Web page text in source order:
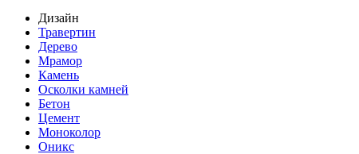
Дизайн
Травертин
Дерево
Мрамор
Камень
Осколки камней
Бетон
Цемент
Моноколор
Оникс